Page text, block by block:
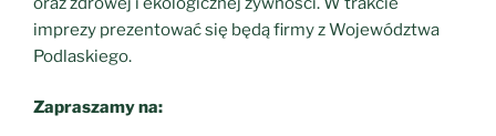
imprezy prezentować się będą firmy z Województwa
Podlaskiego.
Zapraszamy na: